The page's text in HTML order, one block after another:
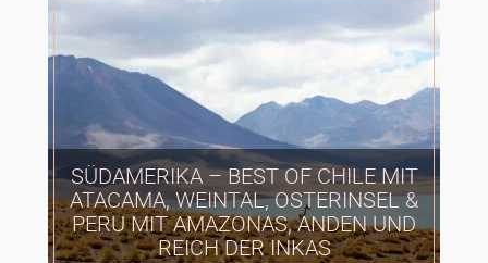
SÜDAMERIKA – BEST OF CHILE MIT
ATACAMA, WEINTAL, OSTERINSEL &
PERU MIT AMAZONAS, ANDEN UND
REICH DER INKAS